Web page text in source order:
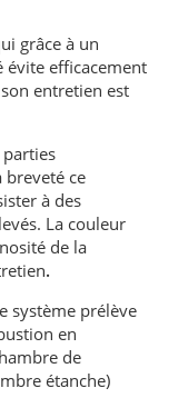
grâce à un
évite efficacement
entretien est
breveté ce
à des
La couleur
de la
.
système prélève
en
de
étanche)